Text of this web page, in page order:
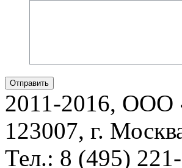
Отправить
2011-2016, ООО
123007, г.
Тел.: 8 (495)